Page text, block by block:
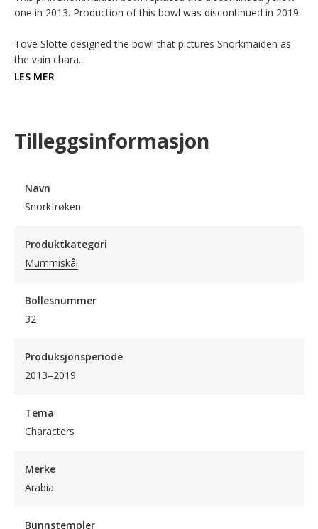
one in 2013. Production of this bowl was discontinued in 2019.
Tove Slotte designed the bowl that pictures Snorkmaiden as
the vain chara...
LES MER
Tilleggsinformasjon
Navn
Snorkfrøken
Produktkategori
Mummiskål
Bollesnummer
32
Produksjonsperiode
2013–2019
Tema
Characters
Merke
Arabia
Bunnstempler